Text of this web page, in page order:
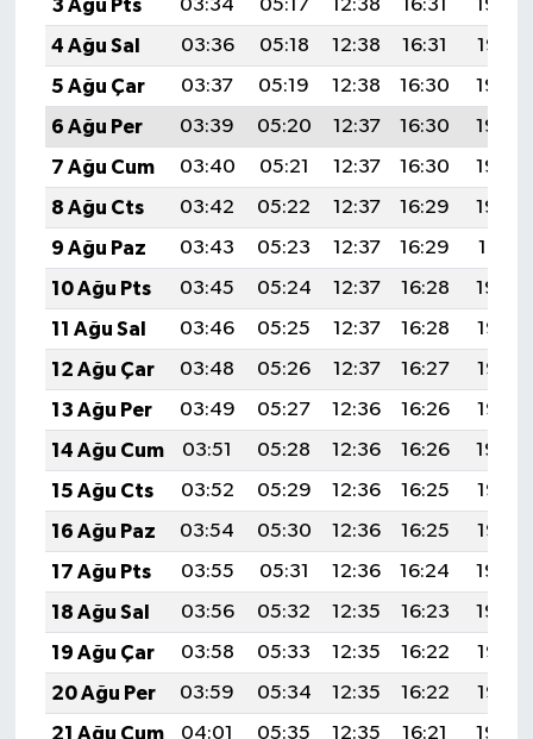
3 Ağu Pts
03:34 05:17 12:38 16:31
19:48
4 Ağu Sal
03:36 05:18 12:38 16:31
19:47
5 Ağu Çar
03:37 05:19 12:38 16:30
19:46
6 Ağu Per
03:39 05:20 12:37 16:30
19:45
7 Ağu Cum
03:40 05:21 12:37 16:30
19:44
8 Ağu Cts
03:42 05:22 12:37 16:29
19:42
9 Ağu Paz
03:43 05:23 12:37 16:29
19:41
10 Ağu Pts
03:45 05:24 12:37 16:28
19:40
11 Ağu Sal
03:46 05:25 12:37 16:28
19:38
12 Ağu Çar
03:48 05:26 12:37 16:27
19:37
13 Ağu Per
03:49 05:27 12:36 16:26
19:36
14 Ağu Cum
03:51 05:28 12:36 16:26
19:34
15 Ağu Cts
03:52 05:29 12:36 16:25
19:33
16 Ağu Paz
03:54 05:30 12:36 16:25
19:32
17 Ağu Pts
03:55 05:31 12:36 16:24
19:30
18 Ağu Sal
03:56 05:32 12:35 16:23
19:29
19 Ağu Çar
03:58 05:33 12:35 16:22
19:27
20 Ağu Per
03:59 05:34 12:35 16:22
19:26
21 Ağu Cum
04:01 05:35 12:35 16:21 19:24